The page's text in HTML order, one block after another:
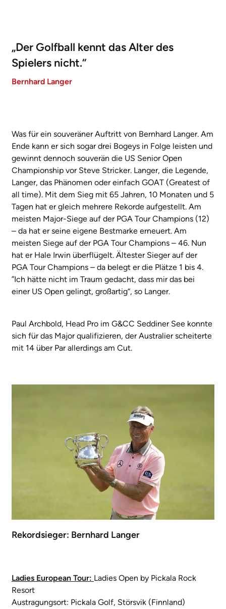
„Der Golfball kennt das Alter des
Spielers nicht.“
Bernhard Langer
Was für ein souveräner Auftritt von Bernhard Langer. Am
Ende kann er sich sogar drei Bogeys in Folge leisten und
gewinnt dennoch souverän die US Senior Open
Championship vor Steve Stricker. Langer, die Legende,
Langer, das Phänomen oder einfach GOAT (Greatest of
all time). Mit dem Sieg mit 65 Jahren, 10 Monaten und 5
Tagen hat er gleich mehrere Rekorde aufgestellt. Am
meisten Major-Siege auf der PGA Tour Champions (12)
– da hat er seine eigene Bestmarke erneuert. Am
meisten Siege auf der PGA Tour Champions – 46. Nun
hat er Hale Irwin überflügelt. Ältester Sieger auf der
PGA Tour Champions – da belegt er die Plätze 1 bis 4.
”Ich hätte nicht im Traum gedacht, dass mir das bei
einer US Open gelingt, großartig“, so Langer.
Paul Archbold, Head Pro im G&CC Seddiner See konnte
sich für das Major qualifizieren, der Australier scheiterte
mit 14 über Par allerdings am Cut.
Rekordsieger: Bernhard Langer
Ladies European Tour: Ladies Open by Pickala Rock
Resort
Austragungsort: Pickala Golf, Störsvik (Finnland)